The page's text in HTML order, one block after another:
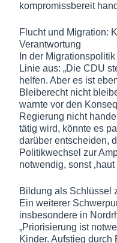
kompromissbereit
Flucht und Migration:
Verantwortung
In der
Linie aus: „Die CDU
helfen. Aber es ist
Bleiberecht nicht
warnte vor den
Regierung nicht
tätig wird, könnte es
darüber entscheiden,
Politikwechsel zur
notwendig, sonst
Bildung als Schlüssel
Ein weiterer
insbesondere in
„Priorisierung ist
Kinder. Aufstieg durch